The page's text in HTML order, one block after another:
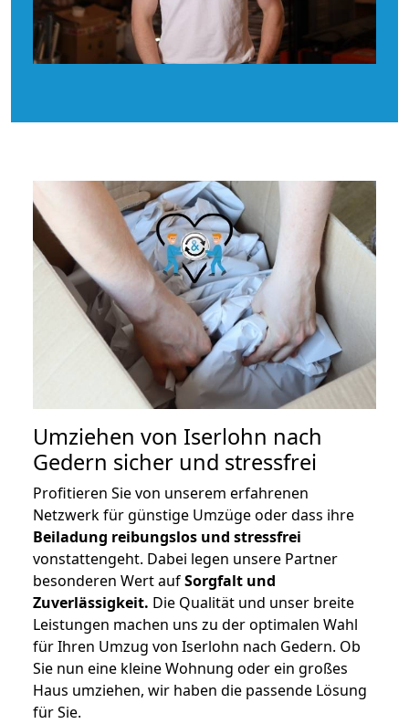
Umziehen von Iserlohn nach
Gedern sicher und stressfrei
Profitieren Sie von unserem erfahrenen
Netzwerk für günstige Umzüge oder dass ihre
Beiladung reibungslos und stressfrei
vonstattengeht. Dabei legen unsere Partner
besonderen Wert aufSorgfalt und
Zuverlässigkeit. Die Qualität und unser breite
Leistungen machen uns zu der optimalen Wahl
für Ihren Umzug von Iserlohn nach Gedern. Ob
Sie nun eine kleine Wohnung oder ein großes
Haus umziehen, wir haben die passende Lösung
für Sie.